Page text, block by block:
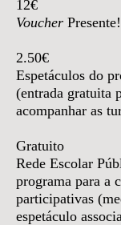
12€
Voucher
2.50€
Espetáculos do
(entrada gratuita
acompanhar as
Gratuito
Rede Escolar
programa para a
participativas
espetáculo